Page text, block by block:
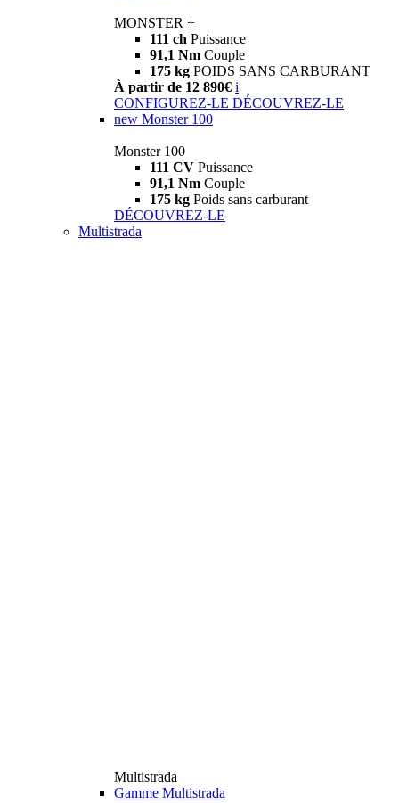
MONSTER +
111 ch Puissance
91,1 Nm Couple
175 kg POIDS SANS CARBURANT
À partir de 12 890€ i
CONFIGUREZ-LE DÉCOUVREZ-LE
new Monster 100
Monster 100
111 CV Puissance
91,1 Nm Couple
175 kg Poids sans carburant
DÉCOUVREZ-LE
Multistrada
Multistrada
Gamme Multistrada